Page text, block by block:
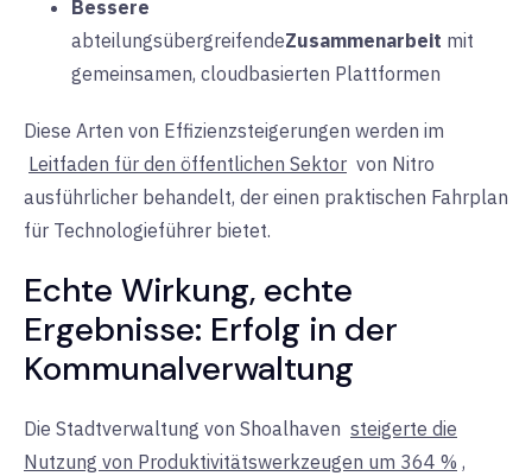
Bessere
abteilungsübergreifendeZusammenarbeit mit
gemeinsamen, cloudbasierten Plattformen
Diese Arten von Effizienzsteigerungen werden im
Leitfaden für den öffentlichen Sektor von Nitro
ausführlicher behandelt, der einen praktischen Fahrplan
für Technologieführer bietet.
Echte Wirkung, echte
Ergebnisse: Erfolg in der
Kommunalverwaltung
Die Stadtverwaltung von Shoalhaven steigerte die
Nutzung von Produktivitätswerkzeugen um 364 % ,